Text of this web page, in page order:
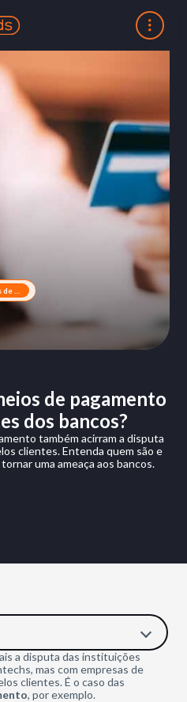
de pagamento
dos bancos?
também acirram a disputa
clientes. Entenda quem são e
uma ameaça aos bancos.
a disputa das instituições
mas com empresas de
clientes. É o caso das
, por exemplo.